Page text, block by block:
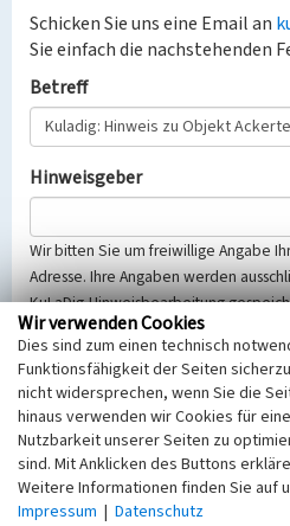
Schicken Sie uns eine Email an
Sie einfach die nachstehenden
Betreff
Hinweisgeber
Wir bitten Sie um freiwillige Angabe
Adresse. Ihre Angaben werden
KuLaDig-Hinweisbearbeitung
Selbstverständlich werden diese
Telemediengesetzes, des
dem 25.05.2018 gültigen
(EU-DSGVO) vertraulich behandelt,
Hinweise zumDatenschutz
Nachricht
Wir verwenden Cookies
Dies sind zum einen technisch
Funktionsfähigkeit der Seiten
nicht widersprechen, wenn Sie die
hinaus verwenden wir Cookies für
Nutzbarkeit unserer Seiten zu
sind. Mit Anklicken des Buttons
Weitere Informationen finden Sie auf
Impressum | Datenschutz